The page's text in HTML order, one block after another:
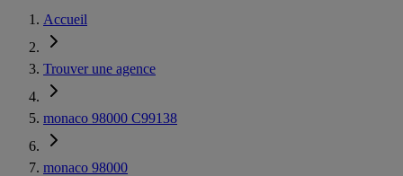
Accueil
Trouver une agence
monaco 98000 C99138
monaco 98000